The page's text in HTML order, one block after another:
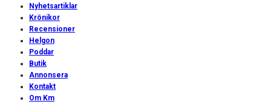
Nyhetsartiklar
Krönikor
Recensioner
Helgon
Poddar
Butik
Annonsera
Kontakt
Om Km